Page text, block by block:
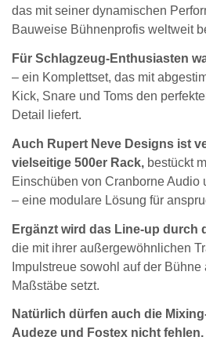
das mit seiner dynamischen
Bauweise Bühnenprofis weltweit
Für Schlagzeug-Enthusiasten
– ein Komplettset, das mit
Kick, Snare und Toms den
Detail liefert.
Auch Rupert Neve Designs ist
vielseitige 500er Rack, bestückt
Einschüben von Cranborne Audio
– eine modulare Lösung für
Ergänzt wird das Line-up durch
die mit ihrer außergewöhnlichen
Impulstreue sowohl auf der
Maßstäbe setzt.
Natürlich dürfen auch die
Audeze und Fostex nicht fehlen.